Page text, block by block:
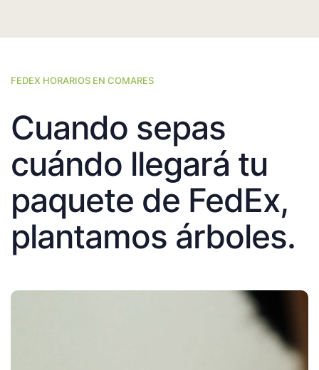
FEDEX HORARIOS EN COMARES
Cuando sepas
cuándo llegará tu
paquete de FedEx,
plantamos árboles.